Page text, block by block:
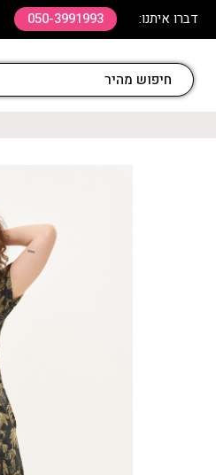
דברו איתנו: 050-3991993